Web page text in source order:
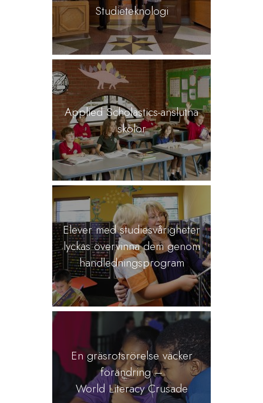
Studieteknologi
Applied Scholastics-anslutna
skolor
Elever med studiesvårigheter
lyckas övervinna dem genom
handledningsprogram
En gräsrotsrörelse väcker
förändring –
World Literacy Crusade